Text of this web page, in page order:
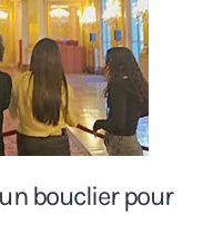
bouclier pour